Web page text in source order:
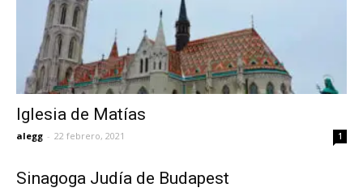
Iglesia de Matías
alegg - 22 febrero, 2021 1
Sinagoga Judía de Budapest